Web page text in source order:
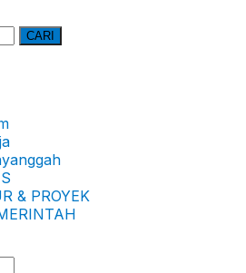
CARI
& PROYEK